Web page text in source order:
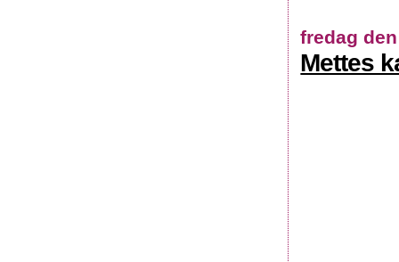
fredag
Mettes